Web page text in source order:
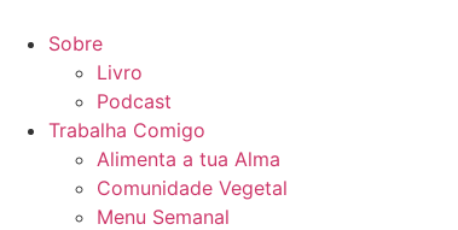
para
conteúdo
Sobre
Livro
Podcast
Trabalha Comigo
Alimenta a tua Alma
Comunidade Vegetal
Menu Semanal